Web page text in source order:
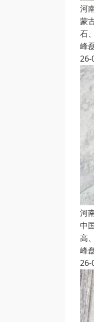
河
蒙
石
峰
26-
河
中
高
峰
26-